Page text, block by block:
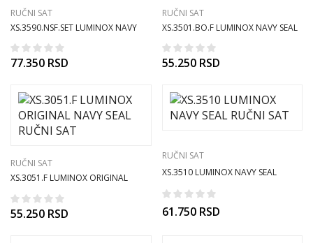
RUČNI SAT
XS.3590.NSF.SET LUMINOX NAVY
SEAL SET
77.350 RSD
RUČNI SAT
XS.3501.BO.F LUMINOX NAVY SEAL
RUČNI SAT
55.250 RSD
RUČNI SAT
XS.3051.F LUMINOX ORIGINAL
55.250 RSD
RUČNI SAT
XS.3510 LUMINOX NAVY SEAL
61.750 RSD